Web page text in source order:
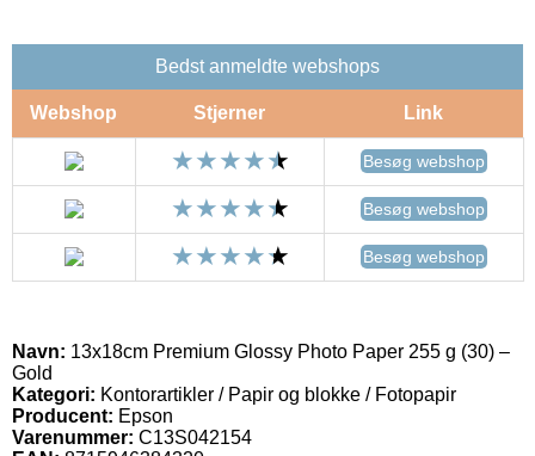
Bedst anmeldte webshops
Webshop Stjerner Link
Besøg webshop
Besøg webshop
Besøg webshop
Navn: 13x18cm Premium Glossy Photo Paper 255 g (30) –
Gold
Kategori: Kontorartikler / Papir og blokke / Fotopapir
Producent: Epson
Varenummer: C13S042154